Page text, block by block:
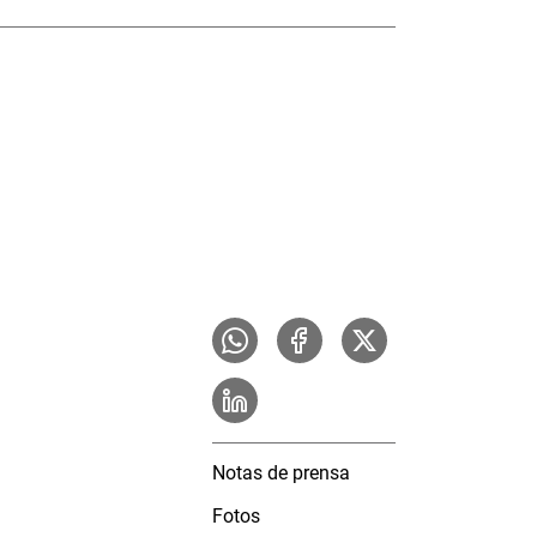
Notas de prensa
Fotos